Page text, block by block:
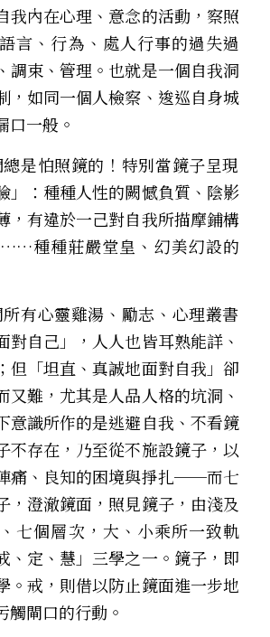
我內在心理、意念的活動，察照
言、行為、處人行事的過失過
調束、管理。也就是一個自我洞
，如同一個人檢察、逡巡自身城
口一般。
」：種種人性的闕憾負質、陰影
，有違於一己對自我所描摩鋪構
種種莊嚴堂皇、幻美幻設的
對自己」，人人也皆耳熟能詳、
但「坦直、真誠地面對自我」卻
又難，尤其是人品人格的坑洞、
意識所作的是逃避自我、不看鏡
不存在，乃至從不施設鏡子，以
痛、良知的困境與掙扎──而七
，澄澈鏡面，照見鏡子，由淺及
七個層次，大、小乘所一致軌
、定、慧」三學之一。鏡子，即
。戒，則借以防止鏡面進一步地
觸閘口的行動。